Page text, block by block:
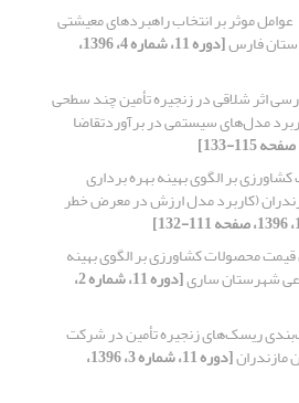
عوامل موثر بر انتخاب راهبردهای معیشتی
فارس [دوره 11، شماره 4، 1396،
اثر شلاقی در زنجیره تأمین چند سطحی
مدل‌های سیستمی در برآوردتقاضا
بر الگوی بهینه بهره برداری
(کاربرد مدل ارزش در معرض خطر
محصولات کشاورزی بر الگوی بهینه
شهرستان ساری [دوره 11، شماره 2،
ریسک‌های زنجیره تأمین در شرکت
[دوره 11، شماره 3، 1396،